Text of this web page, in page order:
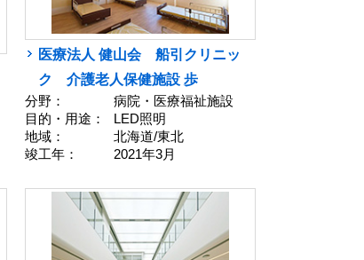
医療法人 健山会 船引クリニッ
ク 介護老人保健施設 歩
分野：
病院・医療福祉施設
目的・用途：
LED照明
地域：
北海道/東北
竣工年：
2021年3月